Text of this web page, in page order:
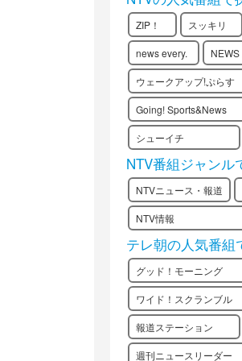
ZIP！ スッキリ
news every.
ウェークアップ!ぷらす
Going! Sports&News
シューイチ
NTV番組ジャンル
NTVニュース・報道
NTV情報
テレ朝の人気番組
グッド！モーニング
ワイド！スクランブル
報道ステーション
週刊ニュースリーダー